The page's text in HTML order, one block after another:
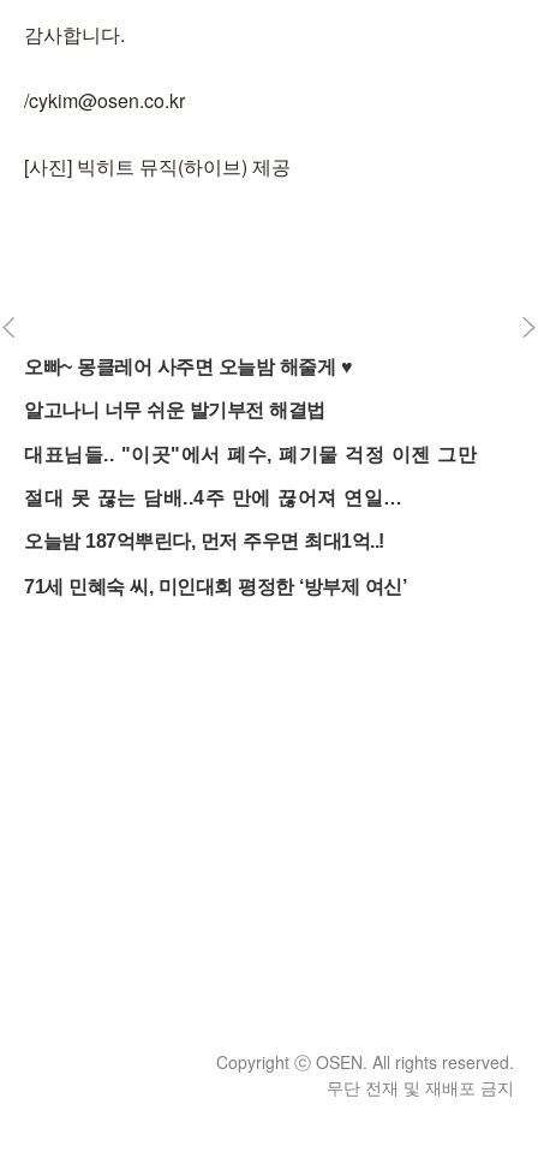
감사합니다.
/cykim@osen.co.kr
[사진] 빅히트 뮤직(하이브) 제공
Copyright ⓒ OSEN. All rights reserved.
무단 전재 및 재배포 금지